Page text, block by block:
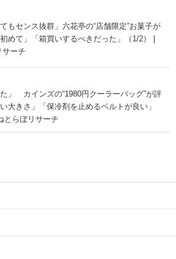
もセンス抜群」六花亭の“店舗限定”お菓子が
めて」「箱買いするべきだった」（1/2） |
サーチ
た」 カインズの“1980円クーラーバッグ”が評
大きさ」「保冷剤を止めるベルトが良い」
とらぼリサーチ